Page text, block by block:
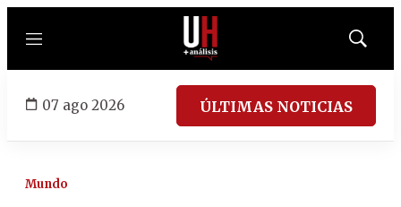
Menú
Mostrar
07 ago 2026 ÚLTIMAS NOTICIAS
Mundo